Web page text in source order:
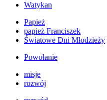
Watykan
Papież
papież Franciszek
Światowe Dni Młodzieży
Powołanie
misje
rozwój